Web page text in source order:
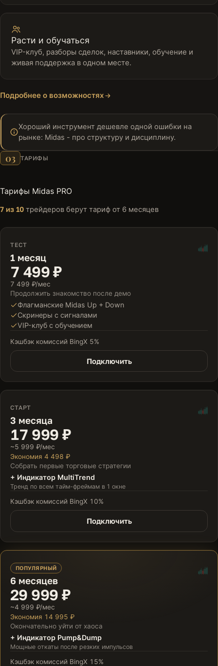
Расти и обучаться
VIP-клуб, разборы сделок, наставники, обучение и
живая поддержка в одном месте.
Подробнее о возможностях
Хороший инструмент дешевле одной ошибки на
рынке: Midas - про структуру и дисциплину.
03 ТАРИФЫ
Тарифы Midas PRO
7 из 10 трейдеров берут тариф от 6 месяцев
ТЕСТ
1 месяц
7 499 ₽
7 499 ₽/мес
Продолжить знакомство после демо
Флагманские Midas Up + Down
Скринеры с сигналами
VIP-клуб с обучением
Кэшбэк комиссий BingX 5%
Подключить
СТАРТ
3 месяца
17 999 ₽
~5 999 ₽/мес
Экономия 4 498 ₽
Собрать первые торговые стратегии
+ Индикатор MultiTrend
Тренд по всем тайм-фреймам в 1 окне
Кэшбэк комиссий BingX 10%
Подключить
ПОПУЛЯРНЫЙ
6 месяцев
29 999 ₽
~4 999 ₽/мес
Экономия 14 995 ₽
Окончательно уйти от хаоса
+ Индикатор Pump&Dump
Мощные откаты после резких импульсов
Кэшбэк комиссий BingX 15%